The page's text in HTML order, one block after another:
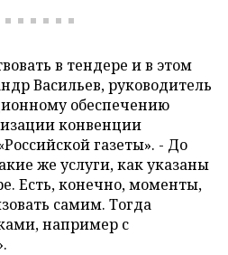
в тендере и в этом
Васильев, руководитель
обеспечению
конвенции
газеты». - До
же услуги, как указаны
Есть, конечно, моменты,
самим. Тогда
например с